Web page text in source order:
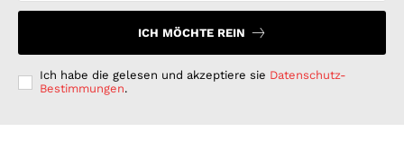
ICH MÖCHTE REIN
Ich habe die gelesen und akzeptiere sie Datenschutz-
Bestimmungen.